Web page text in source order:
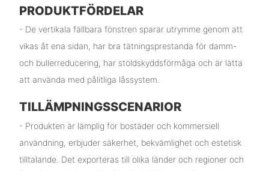
PRODUKTFÖRDELAR
- De vertikala fällbara fönstren sparar utrymme genom att
vikas åt ena sidan, har bra tätningsprestanda för damm-
och bullerreducering, har stöldskyddsförmåga och är lätta
att använda med pålitliga låssystem.
TILLÄMPNINGSSCENARIOR
- Produkten är lämplig för bostäder och kommersiell
användning, erbjuder säkerhet, bekvämlighet och estetisk
tilltalande. Det exporteras till olika länder och regioner och